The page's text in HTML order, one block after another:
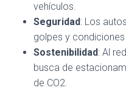
vehículos.
Seguridad: Los
golpes y
Sostenibilidad: Al
busca de
de CO2.